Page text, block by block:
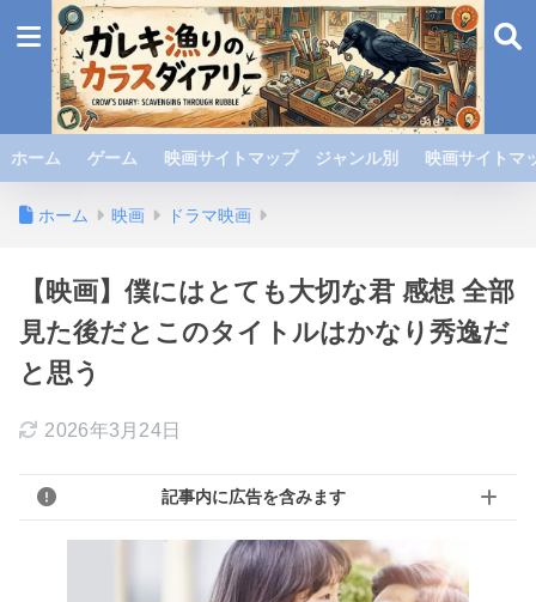
ホーム ゲーム 映画サイトマップ ジャンル別 映画サイト
ホーム 映画 ドラマ映画
【映画】僕にはとても大切な君 感想 全部
見た後だとこのタイトルはかなり秀逸だ
と思う
2026年3月24日
記事内に広告を含みます